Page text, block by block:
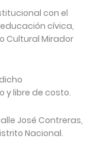
con el
cívica,
Cultural Mirador
y libre de costo.
José Contreras,
Nacional.